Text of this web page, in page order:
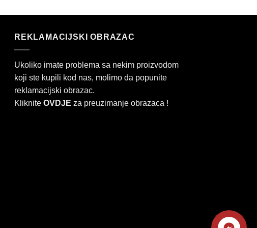
REKLAMACIJSKI OBRAZAC
Ukoliko imate problema sa nekim proizvodom
koji ste kupili kod nas, molimo da popunite
reklamacijski obrazac.
Kliknite OVDJE za preuzimanje obrazaca !